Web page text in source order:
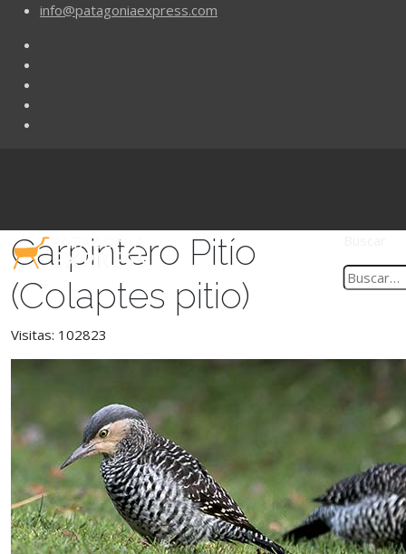
info@patagoniaexpress.com
Carpintero Pitío
(Colaptes pitio)
Visitas: 102823